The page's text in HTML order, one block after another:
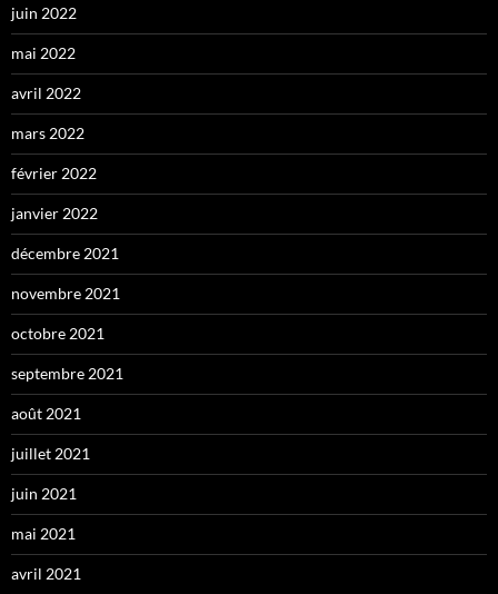
juin 2022
mai 2022
avril 2022
mars 2022
février 2022
janvier 2022
décembre 2021
novembre 2021
octobre 2021
septembre 2021
août 2021
juillet 2021
juin 2021
mai 2021
avril 2021